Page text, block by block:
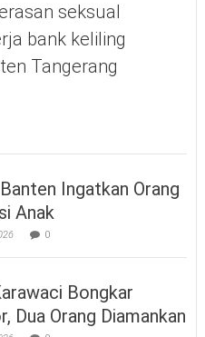
seksual
bank keliling
Tangerang
Ingatkan Orang
Anak
0
Bongkar
Dua Orang Diamankan